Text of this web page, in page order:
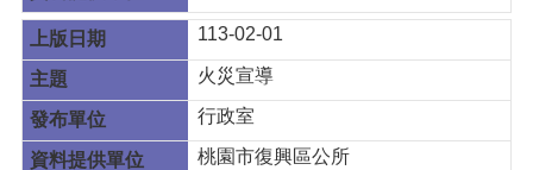
113-02-01
火災宣導
行政室
桃園市復興區公所